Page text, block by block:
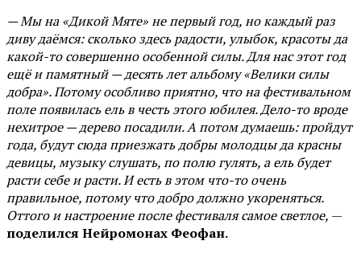
— Мы на «Дикой Мяте» не первый год, но каждый раз
диву даёмся: сколько здесь радости, улыбок, красоты да
какой-то совершенно особенной силы. Для нас этот год
ещё и памятный — десять лет альбому «Велики силы
добра». Потому особливо приятно, что на фестивальном
поле появилась ель в честь этого юбилея. Дело-то вроде
нехитрое — дерево посадили. А потом думаешь: пройдут
года, будут сюда приезжать добры молодцы да красны
девицы, музыку слушать, по полю гулять, а ель будет
расти себе и расти. И есть в этом что-то очень
правильное, потому что добро должно укореняться.
Оттого и настроение после фестиваля самое светлое, —
поделился Нейромонах Феофан.